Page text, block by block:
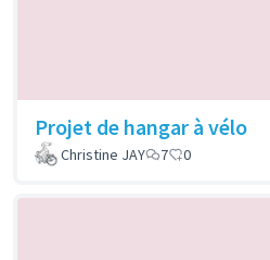
Projet de hangar à vélo
Christine JAY
7 0